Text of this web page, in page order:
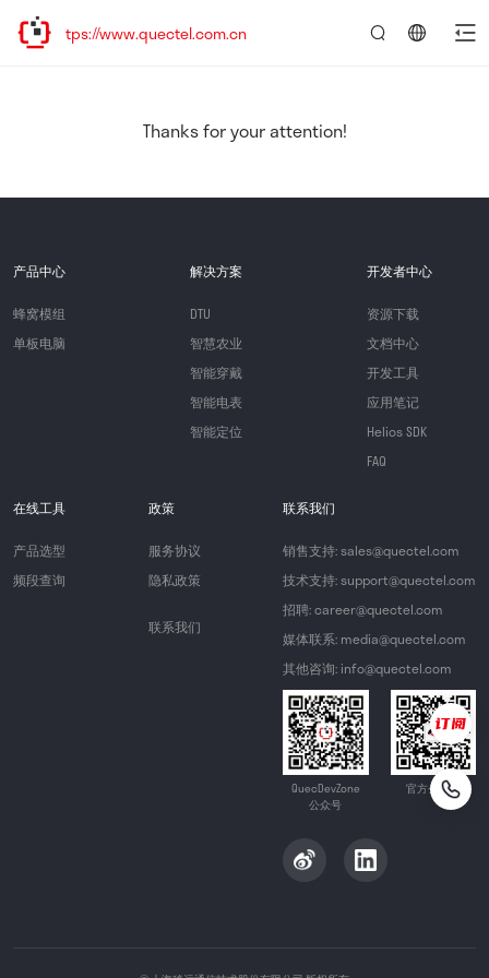
址：https://www.quectel.com.cn
Thanks for your attention!
产品中心
蜂窝模组
单板电脑
解决方案
DTU
智慧农业
智能穿戴
智能电表
智能定位
开发者中心
资源下载
文档中心
开发工具
应用笔记
Helios SDK
FAQ
在线工具
产品选型
频段查询
政策
服务协议
隐私政策
联系我们
联系我们
销售支持: sales@quectel.com
技术支持: support@quectel.com
招聘: career@quectel.com
媒体联系: media@quectel.com
其他咨询: info@quectel.com
QuecDevZone
公众号
官方公众号